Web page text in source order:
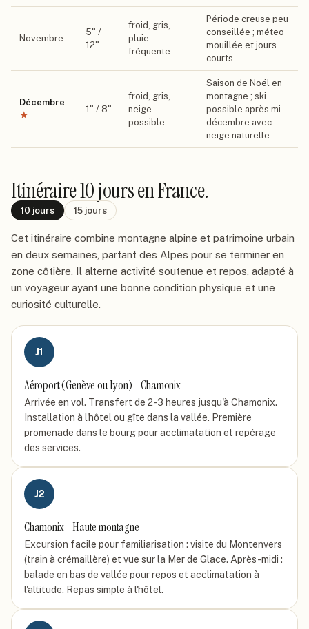
Novembre
5° /
12°
froid, gris,
pluie
fréquente
Période creuse peu
conseillée ; méteo
mouillée et jours
courts.
Décembre
★
1 ° / 8°
froid, gris,
neige
possible
Saison de Noël en
montagne ; ski
possible après mi-
décembre avec
neige naturelle.
Itinéraire10 joursen France.
10 jours 15 jours
Cet itinéraire combine montagne alpine et patrimoine urbain
en deux semaines, partant des Alpes pour se terminer en
zone côtière. Il alterne activité soutenue et repos, adapté à
un voyageur ayant une bonne condition physique et une
curiosité culturelle.
J1
Aéroport (Genève ou Lyon) - Chamonix
Arrivée en vol. Transfert de 2-3 heures jusqu'à Chamonix.
Installation à l'hôtel ou gîte dans la vallée. Première
promenade dans le bourg pour acclimatation et repérage
des services.
J2
Chamonix - Haute montagne
Excursion facile pour familiarisation : visite du Montenvers
(train à crémaillère) et vue sur la Mer de Glace. Après-midi :
balade en bas de vallée pour repos et acclimatation à
l'altitude. Repas simple à l'hôtel.